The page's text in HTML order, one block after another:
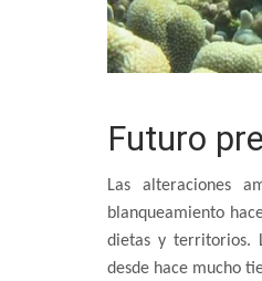
Futuro
Las alteraciones
blanqueamiento
dietas y territorios.
desde hace mucho